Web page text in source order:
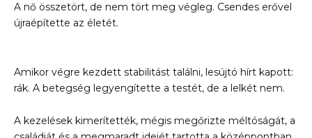
A nő összetört, de nem tört meg végleg. Csendes erővel
újraépítette az életét.
Amikor végre kezdett stabilitást találni, lesújtó hírt kapott:
rák. A betegség legyengítette a testét, de a lelkét nem.
A kezelések kimerítették, mégis megőrizte méltóságát, a